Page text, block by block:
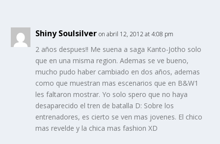
Shiny Soulsilver on abril 12, 2012 at 4:08 pm
2 años despues!! Me suena a saga Kanto-Jotho solo
que en una misma region. Ademas se ve bueno,
mucho pudo haber cambiado en dos años, ademas
como que muestran mas escenarios que en B&W1
les faltaron mostrar. Yo solo spero que no haya
desaparecido el tren de batalla D: Sobre los
entrenadores, es cierto se ven mas jovenes. El chico
mas revelde y la chica mas fashion XD